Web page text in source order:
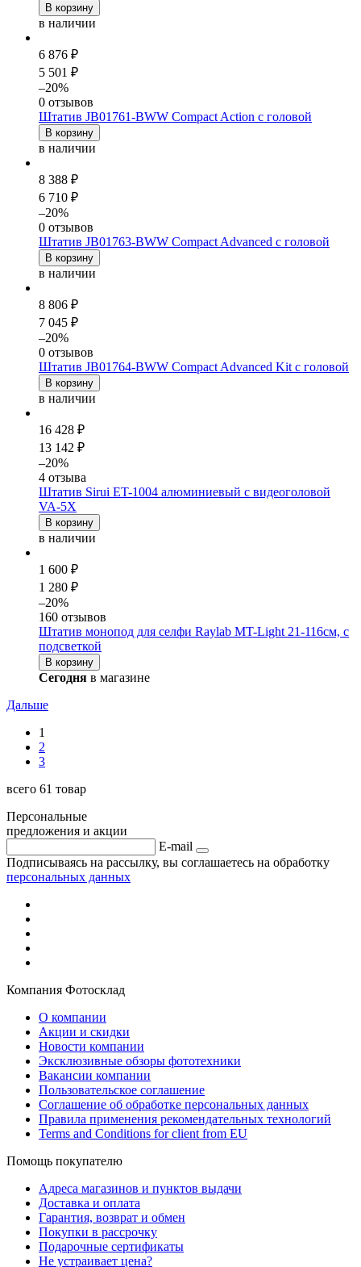
В корзину
в наличии
6 876 ₽
5 501 ₽
–20%
0 отзывов
Штатив JB01761-BWW Compact Action c головой
В корзину
в наличии
8 388 ₽
6 710 ₽
–20%
0 отзывов
Штатив JB01763-BWW Compact Advanced c головой
В корзину
в наличии
8 806 ₽
7 045 ₽
–20%
0 отзывов
Штатив JB01764-BWW Compact Advanced Kit c головой
В корзину
в наличии
16 428 ₽
13 142 ₽
–20%
4 отзыва
Штатив Sirui ET-1004 алюминиевый с видеоголовой
VA-5X
В корзину
в наличии
1 600 ₽
1 280 ₽
–20%
160 отзывов
Штатив монопод для селфи Raylab MT-Light 21-116см, с
подсветкой
В корзину
Сегодня в магазине
Дальше
1
2
3
всего 61 товар
Персональные
предложения и акции
E-mail
Подписываясь на рассылку, вы соглашаетесь на обработку
персональных данных
Компания Фотосклад
О компании
Акции и скидки
Новости компании
Эксклюзивные обзоры фототехники
Вакансии компании
Пользовательское соглашение
Соглашение об обработке персональных данных
Правила применения рекомендательных технологий
Terms and Conditions for client from EU
Помощь покупателю
Адреса магазинов и пунктов выдачи
Доставка и оплата
Гарантия, возврат и обмен
Покупки в рассрочку
Подарочные сертификаты
Не устраивает цена?